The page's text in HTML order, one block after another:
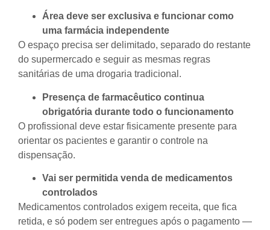
Área deve ser exclusiva e funcionar como
uma farmácia independente
O espaço precisa ser delimitado, separado do restante
do supermercado e seguir as mesmas regras
sanitárias de uma drogaria tradicional.
Presença de farmacêutico continua
obrigatória durante todo o funcionamento
O profissional deve estar fisicamente presente para
orientar os pacientes e garantir o controle na
dispensação.
Vai ser permitida venda de medicamentos
controlados
Medicamentos controlados exigem receita, que fica
retida, e só podem ser entregues após o pagamento —